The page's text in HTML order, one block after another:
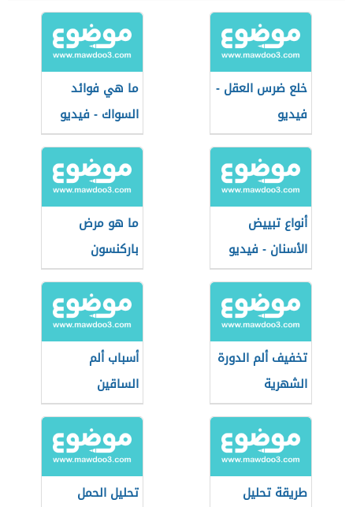
خلع ضرس العقل -
فيديو
ما هي فوائد
السواك - فيديو
أنواع تبييض
الأسنان - فيديو
ما هو مرض
باركنسون
تخفيف ألم الدورة
الشهرية
أسباب ألم
الساقين
طريقة تحليل
تحليل الحمل